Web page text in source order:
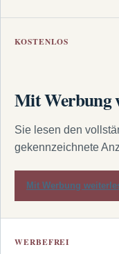
KOSTENLOS
Mit Werbung
Sie lesen den
gekennzeichnete
Mit Werbung
WERBEFREI